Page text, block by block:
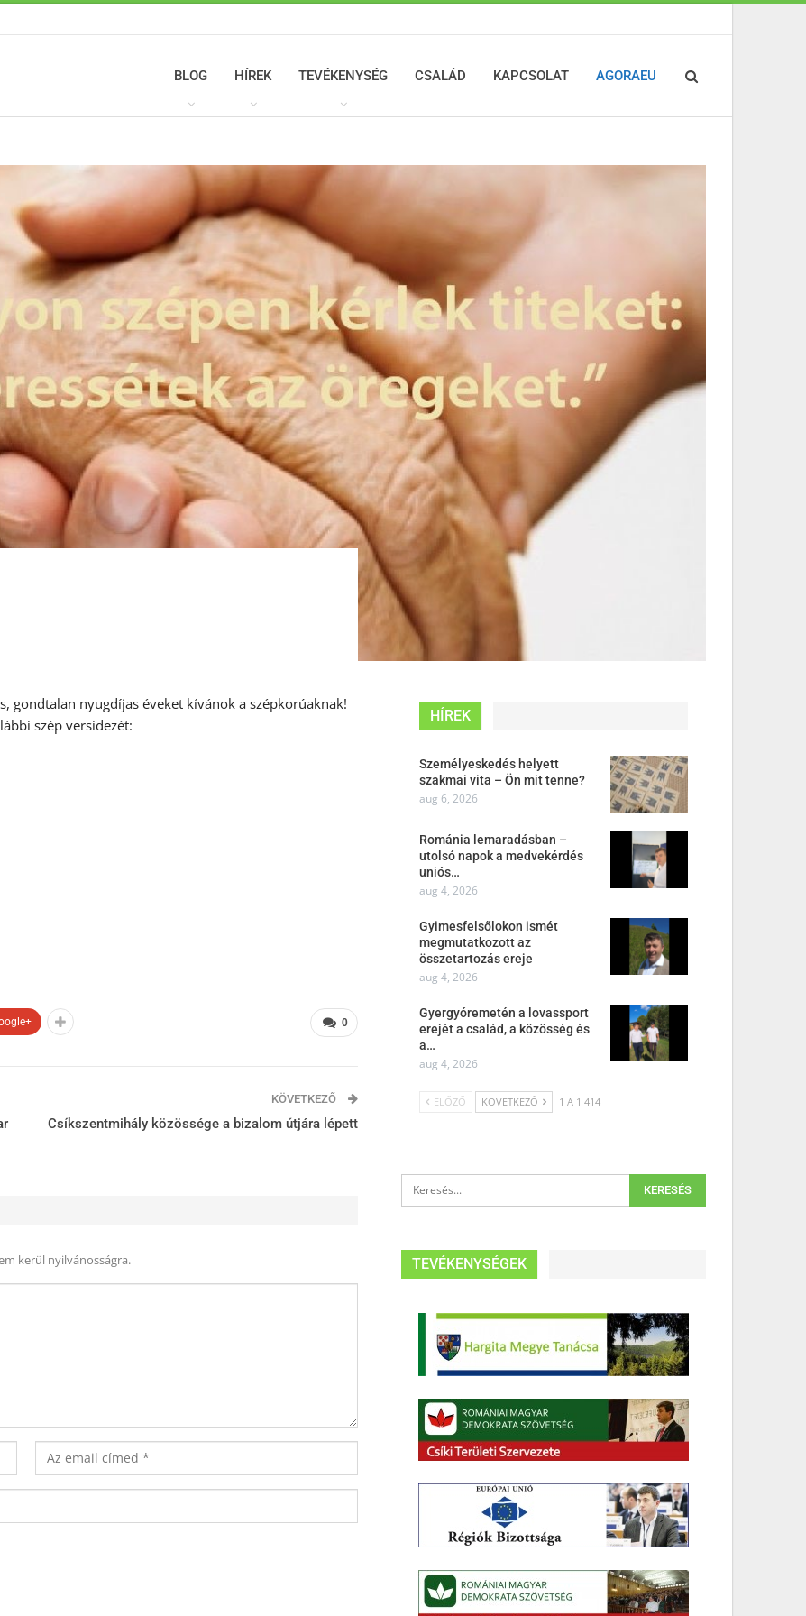
BLOG HÍREK TEVÉKENYSÉG CSALÁD KAPCSOLAT AGORAEU
gondtalan nyugdíjas éveket kívánok a szépkorúaknak!
szép versidezét:
0
KÖVETKEZŐ
Csíkszentmihály közössége a bizalom útjára lépett
kerül nyilvánosságra.
HÍREK
Személyeskedés helyett
szakmai vita – Ön mit tenne?
aug 6, 2026
Románia lemaradásban –
utolsó napok a medvekérdés
uniós…
aug 4, 2026
Gyimesfelsőlokon ismét
megmutatkozott az
összetartozás ereje
aug 4, 2026
Gyergyóremetén a lovassport
erejét a család, a közösség és
a…
aug 4, 2026
ELŐZŐ KÖVETKEZŐ 1 A 1 414
TEVÉKENYSÉGEK